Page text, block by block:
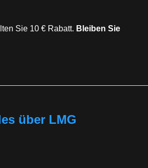
Sie 10 € Rabatt. Bleiben Sie
über LMG